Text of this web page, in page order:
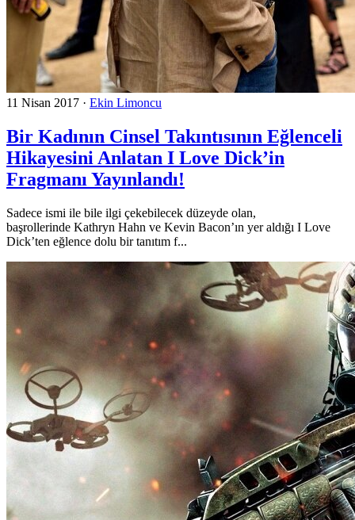
11 Nisan 2017 · Ekin Limoncu
Bir Kadının Cinsel Takıntısının Eğlenceli
Hikayesini Anlatan I Love Dick’in
Fragmanı Yayınlandı!
Sadece ismi ile bile ilgi çekebilecek düzeyde olan,
başrollerinde Kathryn Hahn ve Kevin Bacon’ın yer aldığı I Love
Dick’ten eğlence dolu bir tanıtım f...